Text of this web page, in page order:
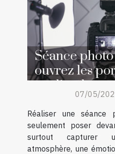
Séance
ouvrez les
studio photo
07/05/
Réaliser une séance
seulement poser
surtout capturer
atmosphère, une